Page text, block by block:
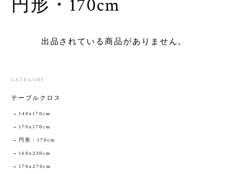
円形・170cm
出品されている商品がありません。
CATEGORY
テーブルクロス
140x170cm
170x170cm
円形・170cm
160x230cm
170x270cm